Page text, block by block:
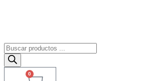
Búsqueda
de
productos
0